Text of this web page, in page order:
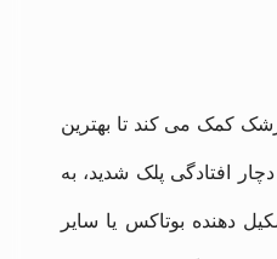
کمک می ‌کند تا بهترین
افتادگی پلک شدید، به
دهنده بوتاکس یا سایر